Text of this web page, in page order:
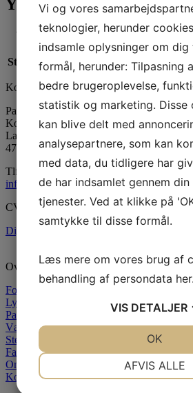
Yderligere information
Vægt N/A
Størrelse 10 ml, 100 ml, 1000 ml, 500 ml
Kontaktinformation
Paraffinhuset A/S
Kontor: Orevej 211
Lager: Tandhjulet 5
4760 Vordingborg
Tlf:
55 34 05 05
info@paraffinhuset.dk
CVR: 37290505
Digital fortrydelsesformular
Oversigt
Forside
Lysstøbning
Paraffin
Væger
Stearin
Farver
Om os
Kontakt
Vi og vores
teknologier, herunder
indsamle oplysninger om
formål, herunder: Tilpasning
bedre brugeroplevelse,
statistik og marketing. Disse
kan blive delt med
analysepartnere, som kan
med data, du tidligere har
de har indsamlet gennem
tjenester. Ved at klikke på
samtykke til disse formål.
Læs mere om vores brug af
behandling af persondata her.
VIS DETALJER
AFVIS ALLE
OK